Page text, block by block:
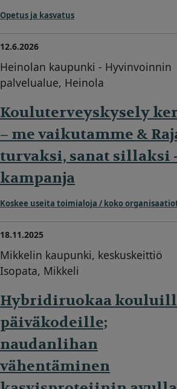
Opetus ja kasvatus
12.6.2026
Heinolan kaupunki - Hyvinvoinnin
palvelualue, Heinola
Kouluterveyskysely
– me vaikutamme &
turvaksi, sanat sillaksi -
kampanja
Koskee useita toimialoja / koko
18.11.2025
Mikkelin kaupunki, keskuskeittiö
Isopata, Mikkeli
Hybridiruokaa
päiväkodeille;
naudanlihan
vähentäminen